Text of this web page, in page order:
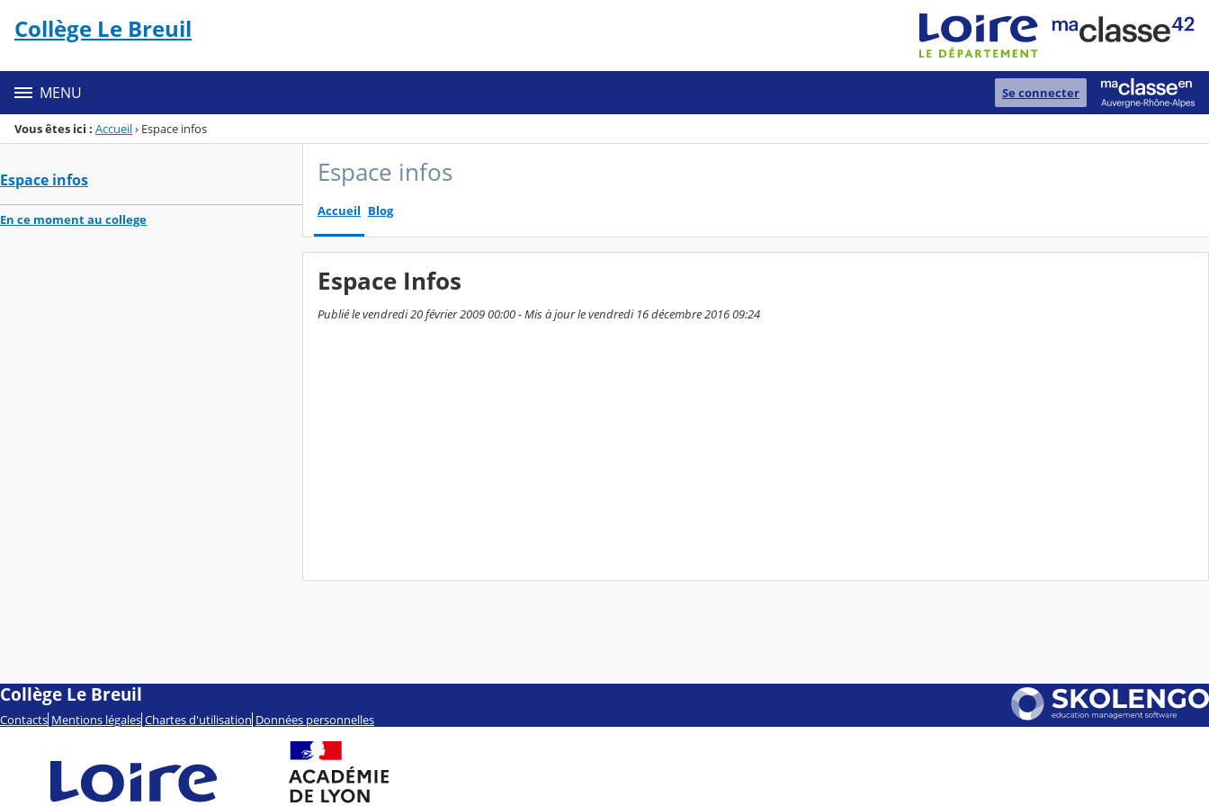
Menu de la rubrique
Contenu
Collège Le Breuil
MENU Se connecter
Vous êtes ici : Accueil› Espace infos
Espace infos
En ce moment au college
Espace infos
Accueil Blog
Espace Infos
Publié le vendredi 20 février 2009 00:00 - Mis à jour le vendredi 16 décembre 2016 09:24
Collège Le Breuil
Contacts Mentions légales Chartes d'utilisation Données personnelles